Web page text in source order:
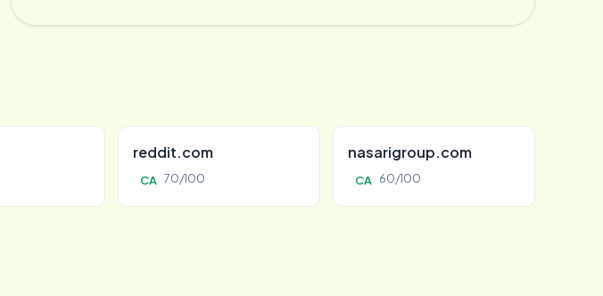
reddit.com
CA 70/100
nasarigroup.com
CA 60/100